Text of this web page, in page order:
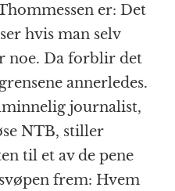
er: Det
hvis man selv
noe. Da forblir det
annerledes.
journalist,
NTB, stiller
til et av de pene
frem: Hvem